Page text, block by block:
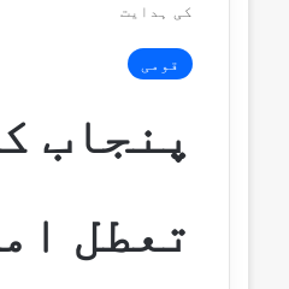
کی ہدایت
قومی
پنجاب
تعطل